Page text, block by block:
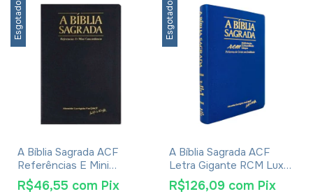
Esgotado
A Bíblia Sagrada ACF
Referências E Mini
Concordância Luxo Preta
R$46,55 com Pix
Esgotado
A Bíblia Sagrada ACF
Letra Gigante RCM Luxo
Azul
R$126,09 com Pix